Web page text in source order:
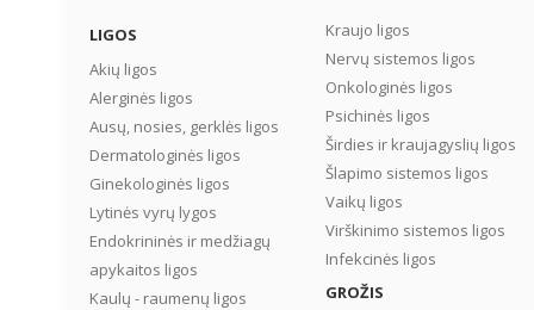
LIGOS
Akių ligos
Alerginės ligos
Ausų, nosies, gerklės ligos
Dermatologinės ligos
Ginekologinės ligos
Lytinės vyrų lygos
Endokrininės ir medžiagų
apykaitos ligos
Kaulų - raumenų ligos
Kraujo ligos
Nervų sistemos ligos
Onkologinės ligos
Psichinės ligos
Širdies ir kraujagyslių ligos
Šlapimo sistemos ligos
Vaikų ligos
Virškinimo sistemos ligos
Infekcinės ligos
GROŽIS